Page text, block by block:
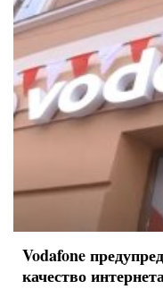
Vodafone
качество